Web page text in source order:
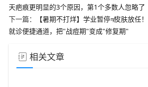
天疤痕更明显的3个原因，第1个多数人忽略了
下一篇：
【暑期不打烊】学业暂停≠皮肤放任
就诊便捷通道，把"战痘期"变成"修复期"
相关文章